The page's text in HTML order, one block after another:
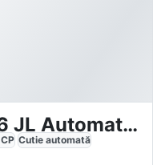
Jeep Wrangler 3.6 V6 JL Automatik Facelift Hardtop
CP Cutie automată